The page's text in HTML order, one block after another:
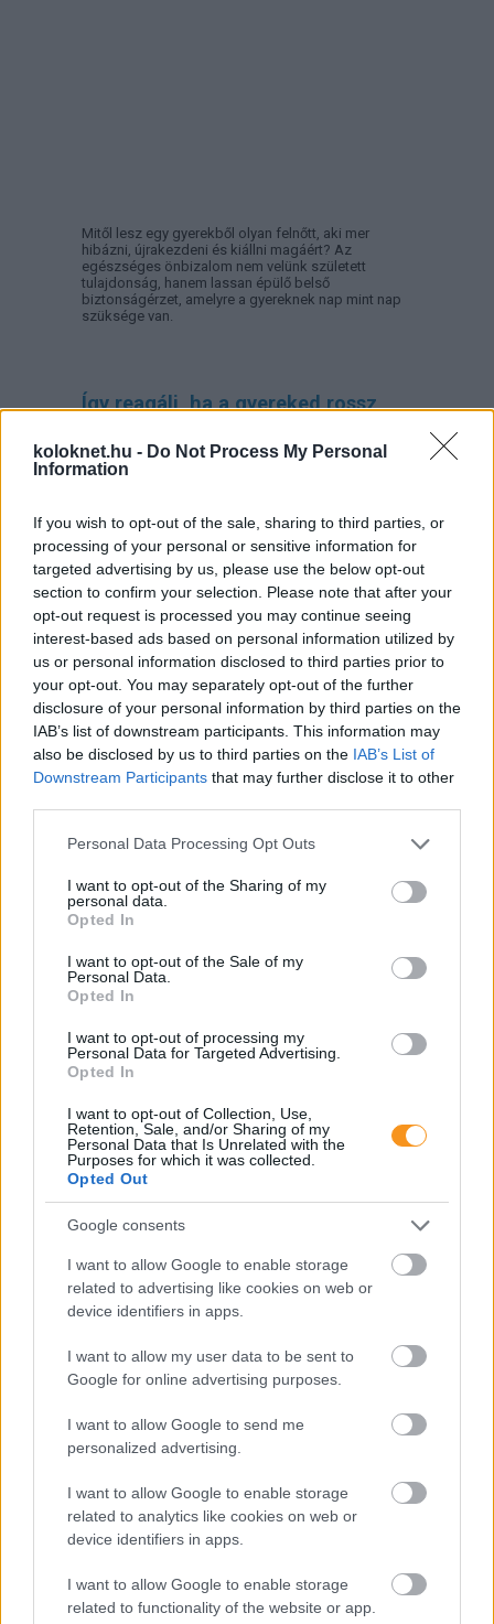
koloknet.hu - Do Not Process My Personal
Information
If you wish to opt-out of the sale, sharing to third parties, or
processing of your personal or sensitive information for
targeted advertising by us, please use the below opt-out
section to confirm your selection. Please note that after your
opt-out request is processed you may continue seeing
interest-based ads based on personal information utilized by
us or personal information disclosed to third parties prior to
your opt-out. You may separately opt-out of the further
disclosure of your personal information by third parties on the
IAB’s list of downstream participants. This information may
also be disclosed by us to third parties on the IAB’s List of
Downstream Participants that may further disclose it to other
Please note that this website/app uses one or more Google
not limited to your visit or usage behaviour. You may click to
grant or deny consent to Google and its third-party tags to
use your data for below specified purposes in below Google
consent section.
Personal Data Processing Opt Outs
I want to opt-out of the Sharing of my
personal data.
Opted In
I want to opt-out of the Sale of my
Personal Data.
Opted In
I want to opt-out of processing my
Personal Data for Targeted Advertising.
Opted In
I want to opt-out of Collection, Use,
Retention, Sale, and/or Sharing of my
Personal Data that Is Unrelated with the
Purposes for which it was collected.
Opted Out
Google consents
I want to allow Google to enable storage
related to advertising like cookies on web or
device identifiers in apps.
I want to allow my user data to be sent to
Google for online advertising purposes.
I want to allow Google to send me
personalized advertising.
I want to allow Google to enable storage
related to analytics like cookies on web or
device identifiers in apps.
I want to allow Google to enable storage
related to functionality of the website or app.
Mitől lesz egy gyerekből olyan felnőtt, aki mer
hibázni, újrakezdeni és kiállni magáért? Az
egészséges önbizalom nem velünk született
tulajdonság, hanem lassan épülő belső
biztonságérzet, amelyre a gyereknek nap mint nap
szüksége van.
Így reagálj, ha a gyereked rossz
Mit tehetünk szülőként, ha a gyerek jó vagy éppen
rossz jegyet hozott haza a suliból? A megfelelő
dicsérettől kezdve, amotiváció fenntartásánát,
egészen akudarcélmények segítő feldolgozásáig
sok múlik azon, hogyan reagálunk. A jegyek mögött
ugyanis komoly erőfeszítés, valódi érzelmek,
amelyekben a szülői támogatás kulcsszerepet
Már óvodás korban felismerhetők
lennének a harapási problémák!
Fogszabályozó orvos tanácsai
A gyermekek és fiatalok körében ma már 65–75
százalékra tehető a harapási rendellenességek
aránya, vagyis szinte minden második–harmadik
gyerek érintett. A harapási problémák lassan, évek
alatt alakulnak ki, ezért nem feltűnőek, és a szülők
gyakran csak akkor veszik észre őket, amikor már
sokkal nehezebb hatékonyan
beavatkozni. Fogorvos tanácsai.
Másképp is lehet: Pozitív